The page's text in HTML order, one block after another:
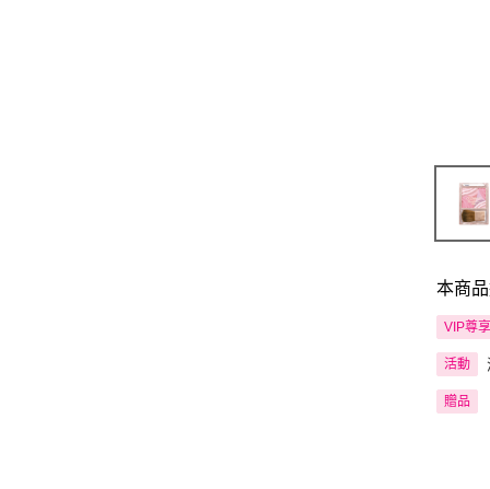
本商
VIP尊享
活動
贈品